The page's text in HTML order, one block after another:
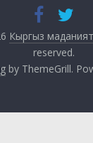
Кыргыз
reserved.
by ThemeGrill.